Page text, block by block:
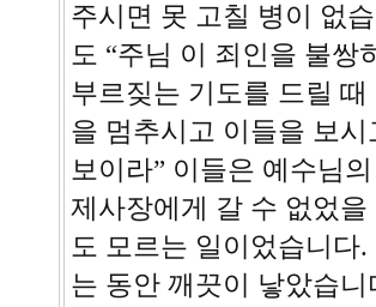
주시면 못 고칠 병이 없
도 “주님 이 죄인을 불쌍
부르짖는 기도를 드릴
을 멈추시고 이들을 보
보이라” 이들은 예수님
제사장에게 갈 수 없었
도 모르는 일이었습니다
는 동안 깨끗이 낳았습